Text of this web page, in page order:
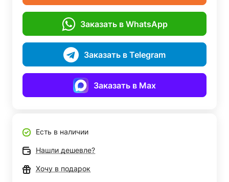
Заказать в WhatsApp
Заказать в Telegram
Заказать в Max
Есть в наличии
Нашли дешевле?
Хочу в подарок